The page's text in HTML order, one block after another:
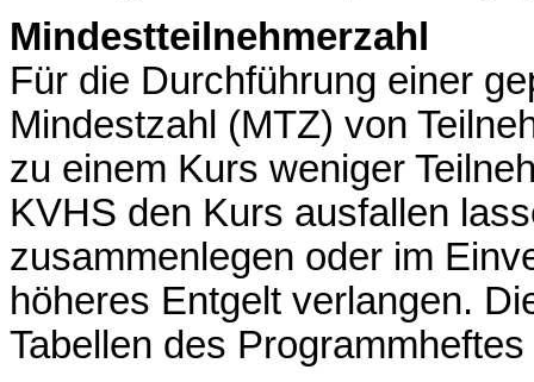
Mindestteilnehmerzahl
Für die Durchführung einer
Mindestzahl (MTZ) von
zu einem Kurs weniger
KVHS den Kurs ausfallen
zusammenlegen oder im
höheres Entgelt verlangen.
Tabellen des